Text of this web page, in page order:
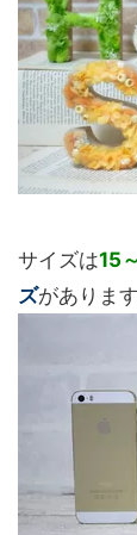
サイズは15
ズがあります